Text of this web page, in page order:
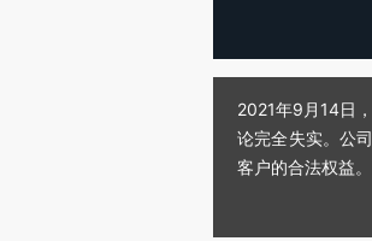
2021年9月14日
论完全失实。公
客户的合法权益